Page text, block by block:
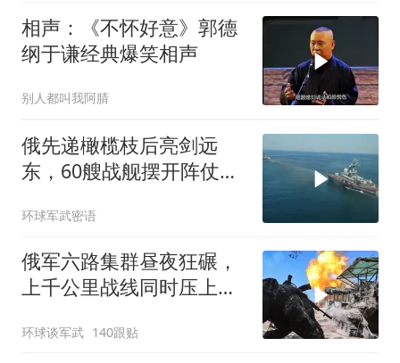
相声：《不怀好意》郭德
纲于谦经典爆笑相声
别人都叫我阿腈
俄先递橄榄枝后亮剑远
东，60艘战舰摆开阵仗，
环球军武密语
俄军六路集群昼夜狂碾，
上千公里战线同时压上，
制打残
环球谈军武 140跟贴